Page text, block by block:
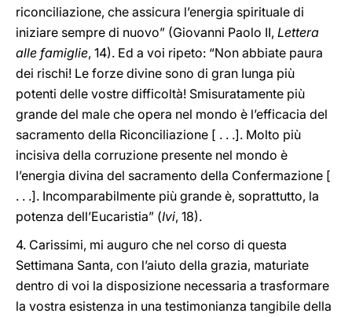
riconciliazione, che assicura l’energia spirituale di
iniziare sempre di nuovo” (Giovanni Paolo II, Lettera
alle famiglie, 14). Ed a voi ripeto: “Non abbiate paura
dei rischi! Le forze divine sono di gran lunga più
potenti delle vostre difficoltà! Smisuratamente più
grande del male che opera nel mondo è l’efficacia del
sacramento della Riconciliazione [ . . .]. Molto più
incisiva della corruzione presente nel mondo è
l’energia divina del sacramento della Confermazione [
. . .]. Incomparabilmente più grande è, soprattutto, la
potenza dell’Eucaristia” (Ivi, 18).
4. Carissimi, mi auguro che nel corso di questa
Settimana Santa, con l’aiuto della grazia, maturiate
dentro di voi la disposizione necessaria a trasformare
la vostra esistenza in una testimonianza tangibile della